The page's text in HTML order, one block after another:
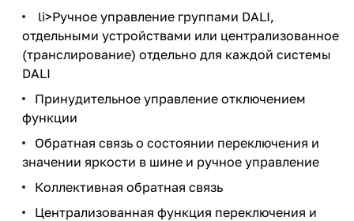
li>Ручное управление группами DALI,
отдельными устройствами или централизованное
(транслирование) отдельно для каждой системы
DALI
Принудительное управление отключением
функции
Обратная связь о состоянии переключения и
значении яркости в шине и ручное управление
Коллективная обратная связь
Централизованная функция переключения и